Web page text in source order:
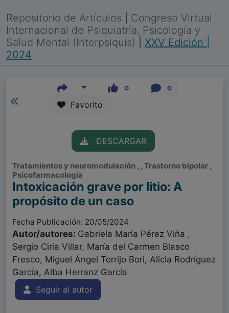
Repositorio de Artículos
Congreso Virtual
Internacional de Psiquiatría, Psicología y
Salud Mental (Interpsiquis)
XXV Edición |
2024
0 0
Favorito
DESCARGAR
Tratamientos y neuromodulación , , Trastorno bipolar ,
Psicofarmacología
Intoxicación grave por litio: A
propósito de un caso
Fecha Publicación: 20/05/2024
Autor/autores: Gabriela María Pérez Viña ,
Sergio Ciria Villar, María del Carmen Blasco
Fresco, Miguel Ángel Torrijo Bori, Alicia Rodríguez
García, Alba Herranz García
Seguir al autor